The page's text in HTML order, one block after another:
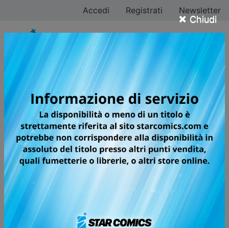
× Chiudi
Accedi Registrati Newsletter
Contattaci